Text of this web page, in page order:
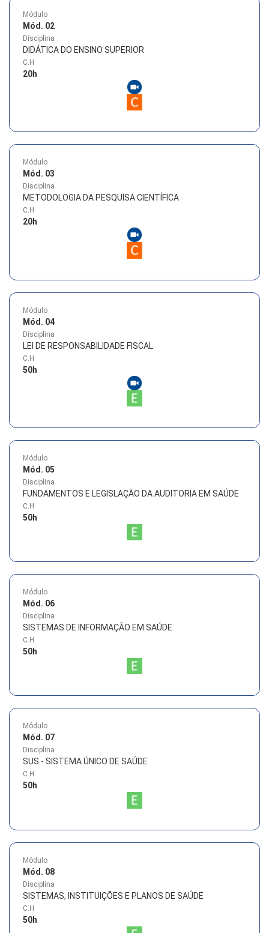
Módulo
Mód. 02
Disciplina
DIDÁTICA DO ENSINO SUPERIOR
C.H
20h
Módulo
Mód. 03
Disciplina
METODOLOGIA DA PESQUISA CIENTÍFICA
C.H
20h
Módulo
Mód. 04
Disciplina
LEI DE RESPONSABILIDADE FISCAL
C.H
50h
Módulo
Mód. 05
Disciplina
FUNDAMENTOS E LEGISLAÇÃO DA AUDITORIA EM SAÚDE
C.H
50h
Módulo
Mód. 06
Disciplina
SISTEMAS DE INFORMAÇÃO EM SAÚDE
C.H
50h
Módulo
Mód. 07
Disciplina
SUS - SISTEMA ÚNICO DE SAÚDE
C.H
50h
Módulo
Mód. 08
Disciplina
SISTEMAS, INSTITUIÇÕES E PLANOS DE SAÚDE
C.H
50h